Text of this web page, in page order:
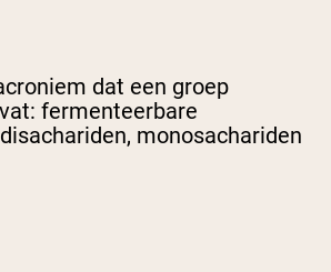
dat een groep
fermenteerbare
monosachariden